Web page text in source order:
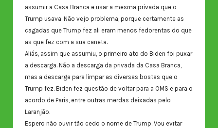
assumir a Casa Branca e usar a mesma privada que o
Trump usava. Não vejo problema, porque certamente as
cagadas que Trump fez ali eram menos fedorentas do que
as que fez com a sua caneta.
Aliás, assim que assumiu, o primeiro ato do Biden foi puxar
a descarga. Não a descarga da privada da Casa Branca,
mas a descarga para limpar as diversas bostas que o
Trump fez. Biden fez questão de voltar para a OMS e para o
acordo de Paris, entre outras merdas deixadas pelo
Laranjão.
Espero não ouvir tão cedo o nome de Trump. Vou evitar